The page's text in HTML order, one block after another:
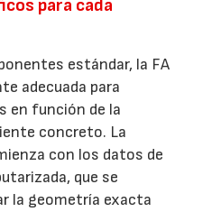
para cada
estándar, la FA
adecuada para
en función de la
concreto. La
con los datos de
que se
la geometría exacta